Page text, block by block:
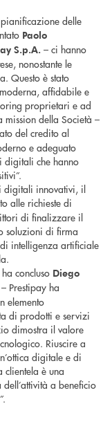
pianificazione delle
Paolo
S.p.A. – ci hanno
nonostante le
Questo è stato
affidabile e
proprietari e ad
della Società –
del credito al
e adeguato
digitali che hanno
digitali innovativi, il
alle richieste di
di finalizzare il
soluzioni di firma
intelligenza artificiale
concluso Diego
– Prestipay ha
elemento
di prodotti e servizi
dimostra il valore
Riuscire a
digitale e di
clientela è una
a beneficio